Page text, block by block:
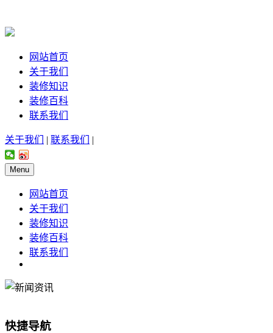
网站首页
关于我们
装修知识
装修百科
联系我们
关于我们 | 联系我们 |
Menu
网站首页
关于我们
装修知识
装修百科
联系我们
快捷导航